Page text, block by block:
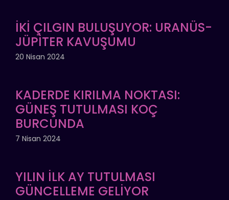
İKİ ÇILGIN BULUŞUYOR: URANÜS-
JÜPİTER KAVUŞUMU
20 Nisan 2024
KADERDE KIRILMA NOKTASI:
GÜNEŞ TUTULMASI KOÇ
BURCUNDA
7 Nisan 2024
YILIN İLK AY TUTULMASI
GÜNCELLEME GELİYOR